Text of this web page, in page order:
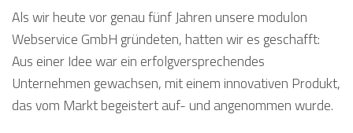
Als wir heute vor genau fünf Jahren unsere modulon
Webservice GmbH gründeten, hatten wir es geschafft:
Aus einer Idee war ein erfolgversprechendes
Unternehmen gewachsen, mit einem innovativen Produkt,
das vom Markt begeistert auf- und angenommen wurde.